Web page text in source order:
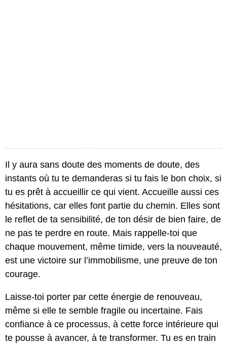
Il y aura sans doute des moments de doute, des
instants où tu te demanderas si tu fais le bon choix, si
tu es prêt à accueillir ce qui vient. Accueille aussi ces
hésitations, car elles font partie du chemin. Elles sont
le reflet de ta sensibilité, de ton désir de bien faire, de
ne pas te perdre en route. Mais rappelle-toi que
chaque mouvement, même timide, vers la nouveauté,
est une victoire sur l’immobilisme, une preuve de ton
courage.
Laisse-toi porter par cette énergie de renouveau,
même si elle te semble fragile ou incertaine. Fais
confiance à ce processus, à cette force intérieure qui
te pousse à avancer, à te transformer. Tu es en train